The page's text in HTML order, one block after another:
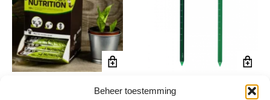
Beheer toestemming
Organische wormenmest
Plant Thirsty Light